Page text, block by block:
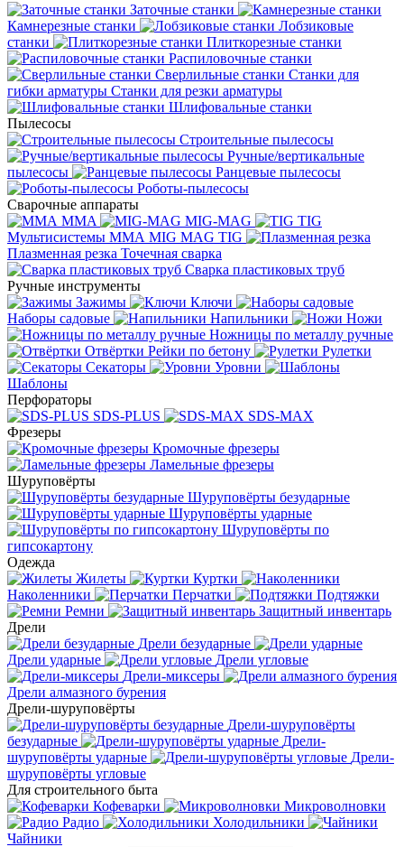
Заточные станки
Камнерезные станки
Лобзиковые
станки
Плиткорезные станки
Распиловочные станки
Сверлильные станки Станки для
гибки арматуры Станки для резки арматуры
Шлифовальные станки
Пылесосы
Строительные пылесосы
Ручные/вертикальные
пылесосы
Ранцевые пылесосы
Роботы-пылесосы
Сварочные аппараты
MMA
MIG-MAG
TIG
Мультисистемы ММА MIG MAG TIG
Плазменная резка Точечная сварка
Cварка пластиковых труб
Ручные инструменты
Зажимы
Ключи
Наборы садовые
Напильники
Ножи
Ножницы по металлу ручные
Отвёртки Рейки по бетону
Рулетки
Секаторы
Уровни
Шаблоны
Перфораторы
SDS-PLUS
SDS-MAX
Фрезеры
Кромочные фрезеры
Ламельные фрезеры
Шуруповёрты
Шуруповёрты безударные
Шуруповёрты ударные
Шуруповёрты по
гипсокартону
Одежда
Жилеты
Куртки
Наколенники
Перчатки
Подтяжки
Ремни
Защитный инвентарь
Дрели
Дрели безударные
Дрели ударные
Дрели угловые
Дрели-миксеры
Дрели алмазного бурения
Дрели-шуруповёрты
Дрели-шуруповёрты
безударные
Дрели-
шуруповёрты ударные
Дрели-
шуруповёрты угловые
Для строительного быта
Кофеварки
Микроволновки
Радио
Холодильники
Чайники